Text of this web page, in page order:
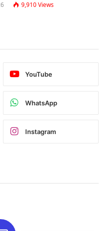
9,910Views
YouTube
WhatsApp
Instagram